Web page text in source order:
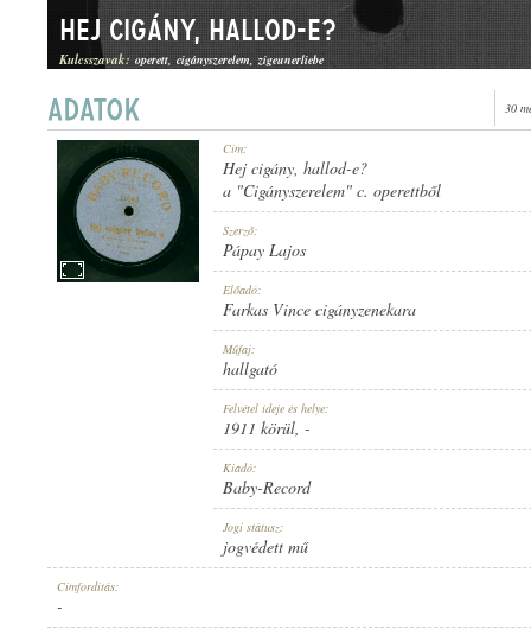
HALLGATÓ
1911 KÖRÜL
Hej cigány, hallod-e?
Kulcsszavak: operett cigányszerelem zigeunerliebe
30
Cím:
Hej cigány, hallod-e?
a "Cigányszerelem" c. operettből
Szerző:
Pápay Lajos
Előadó:
Farkas Vince cigányzenekara
Műfaj:
hallgató
Felvétel ideje és helye:
1911 körül, -
Kiadó:
Baby-Record
Jogi státusz:
jogvédett mű
Címfordítás:
-